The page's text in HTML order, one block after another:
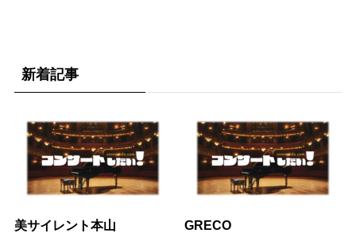
新着記事
美サイレント本山 GRECO